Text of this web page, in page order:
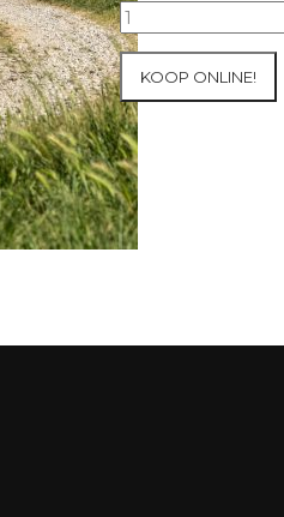
2026
Honda
Adventure
Raid
Pyreneeën
#544
aantal
KOOP ONLINE!